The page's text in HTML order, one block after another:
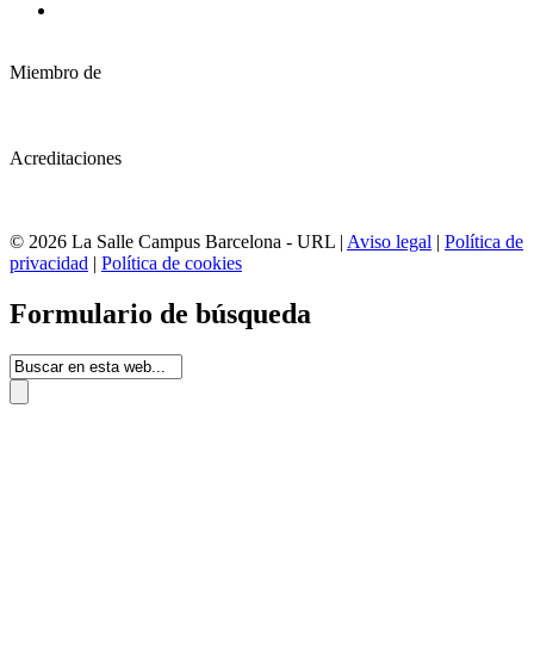
Miembro de
Acreditaciones
© 2026 La Salle Campus Barcelona - URL | Aviso legal | Política de
privacidad | Política de cookies
Formulario de búsqueda